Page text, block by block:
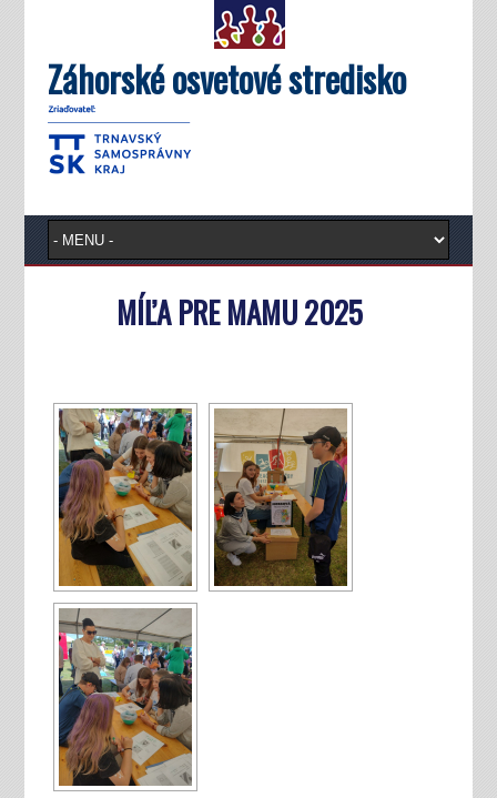
Záhorské osvetové stredisko
MÍĽA PRE MAMU 2025